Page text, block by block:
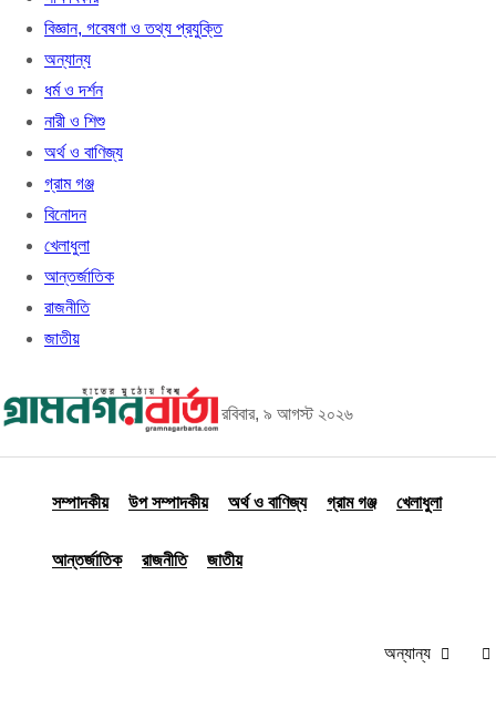
বিজ্ঞান, গবেষণা ও তথ্য প্রযুক্তি
অন্যান্য
ধর্ম ও দর্শন
নারী ও শিশু
অর্থ ও বাণিজ্য
গ্রাম গঞ্জ
বিনোদন
খেলাধুলা
আন্তর্জাতিক
রাজনীতি
জাতীয়
রবিবার, ৯ আগস্ট ২০২৬
সম্পাদকীয় উপ সম্পাদকীয় অর্থ ও বাণিজ্য গ্রাম গঞ্জ খেলাধুলা
আন্তর্জাতিক রাজনীতি জাতীয়
অন্যান্য